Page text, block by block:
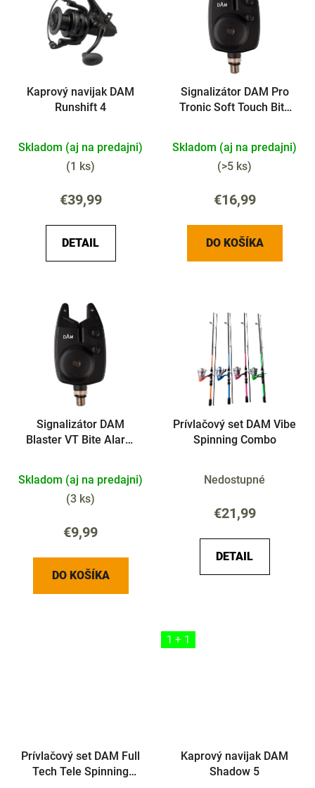
Kaprový navijak DAM
Runshift 4
Skladom (aj na predajni)
(1 ks)
€39,99
DETAIL
Signalizátor DAM Pro
Tronic Soft Touch Bite
Skladom (aj na predajni)
(>5 ks)
€16,99
DO KOŠÍKA
Signalizátor DAM
Blaster VT Bite Alarm
Skladom (aj na predajni)
(3 ks)
€9,99
DO KOŠÍKA
Prívlačový set DAM Vibe
Spinning Combo
Nedostupné
€21,99
DETAIL
Prívlačový set DAM Full
Tech Tele Spinning
1 + 1
Kaprový navijak DAM
Shadow 5